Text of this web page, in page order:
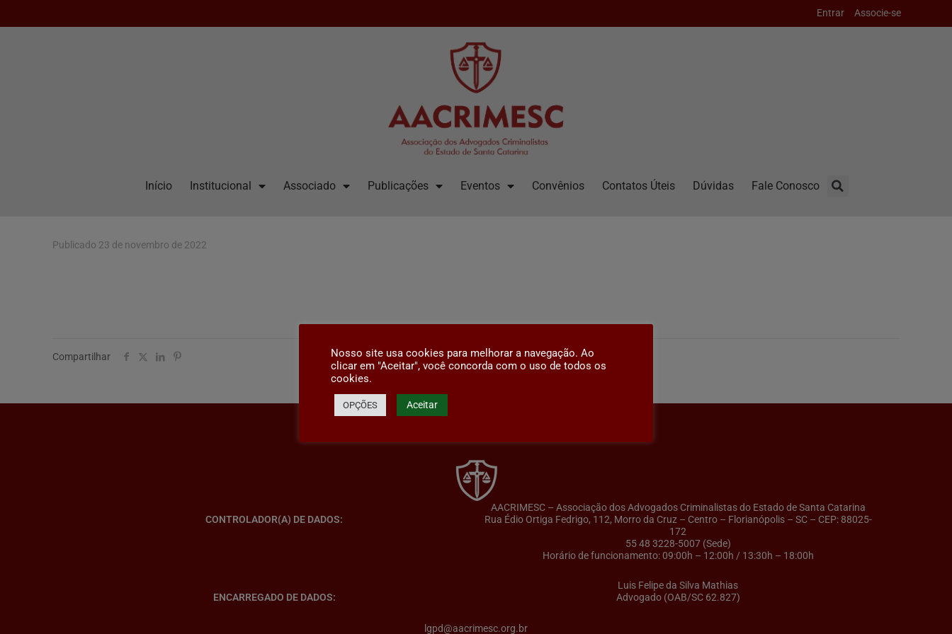
Entrar Associe-se
Início Institucional Associado Publicações Eventos Convênios Contatos Úteis Dúvidas Fale Conosco
Publicado 23 de novembro de 2022
Compartilhar
CONTROLADOR(A) DE DADOS:
AACRIMESC – Associação dos Advogados Criminalistas do Estado de Santa Catarina
Rua Édio Ortiga Fedrigo, 112, Morro da Cruz – Centro – Florianópolis – SC – CEP: 88025-
172
55 48 3228-5007 (Sede)
Horário de funcionamento: 09:00h – 12:00h / 13:30h – 18:00h
ENCARREGADO DE DADOS:
Luis Felipe da Silva Mathias
Advogado (OAB/SC 62.827)
lgpd@aacrimesc.org.br
Nosso site usa cookies para melhorar a navegação. Ao
clicar em "Aceitar", você concorda com o uso de todos os
cookies.
OPÇÕES Aceitar